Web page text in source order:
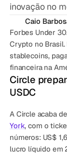
RECURSOS
Blog
Glossário
Carreiras
Solution
CATEGORY
Solution
inovação no
Caio
Forbes Under
Crypto no
stablecoins,
financeira na
Circle
USDC
A Circle acaba
York, com o
números: US$
lucro líquido em